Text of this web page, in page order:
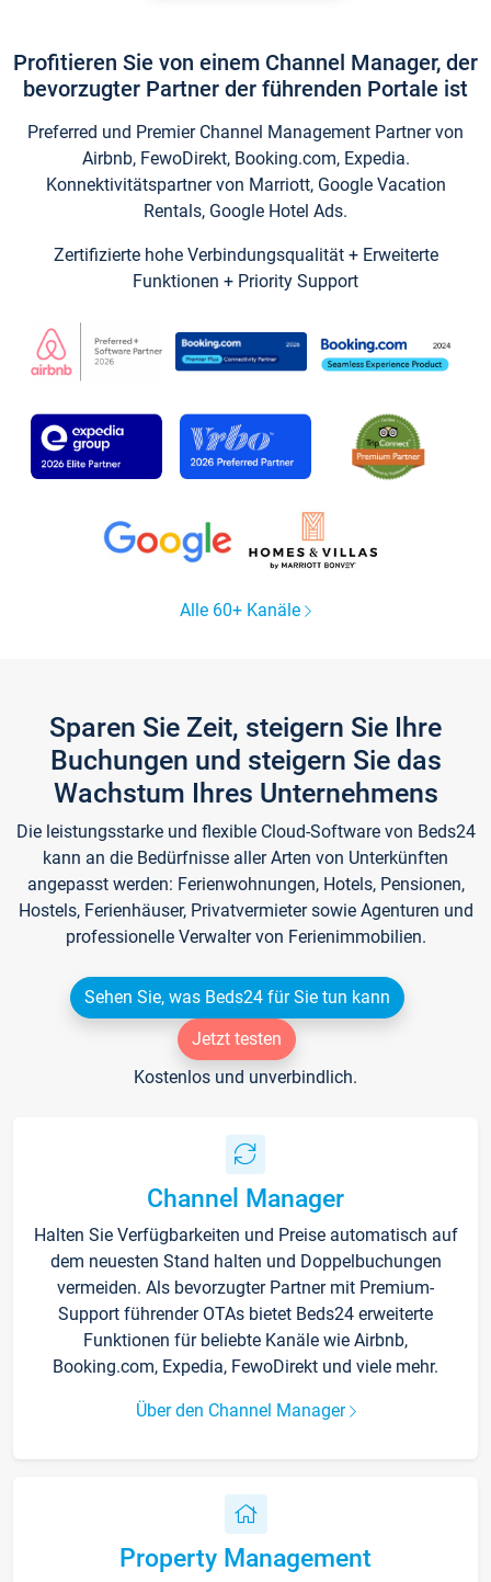
Profitieren Sie von einem Channel Manager, der
bevorzugter Partner der führenden Portale ist
Preferred und Premier Channel Management Partner von
Airbnb, FewoDirekt, Booking.com, Expedia.
Konnektivitätspartner von Marriott, Google Vacation
Rentals, Google Hotel Ads.
Zertifizierte hohe Verbindungsqualität + Erweiterte
Funktionen + Priority Support
Alle 60+ Kanäle
Sparen Sie Zeit, steigern Sie Ihre
Buchungen und steigern Sie das
Wachstum Ihres Unternehmens
Die leistungsstarke und flexible Cloud-Software von Beds24
kann an die Bedürfnisse aller Arten von Unterkünften
angepasst werden: Ferienwohnungen, Hotels, Pensionen,
Hostels, Ferienhäuser, Privatvermieter sowie Agenturen und
professionelle Verwalter von Ferienimmobilien.
Sehen Sie, was Beds24 für Sie tun kann
Jetzt testen
Kostenlos und unverbindlich.
Channel Manager
Halten Sie Verfügbarkeiten und Preise automatisch auf
dem neuesten Stand halten und Doppelbuchungen
vermeiden. Als bevorzugter Partner mit Premium-
Support führender OTAs bietet Beds24 erweiterte
Funktionen für beliebte Kanäle wie Airbnb,
Booking.com, Expedia, FewoDirekt und viele mehr.
Über den Channel Manager
Property Management